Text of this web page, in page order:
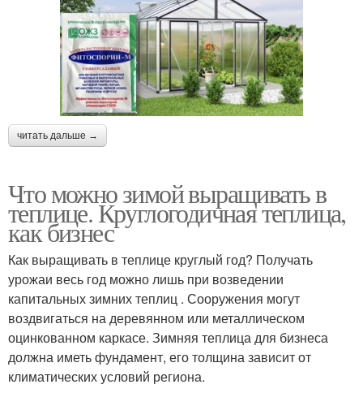
читать дальше →
Что можно зимой выращивать в
теплице. Круглогодичная теплица,
как бизнес
Как выращивать в теплице круглый год? Получать
урожаи весь год можно лишь при возведении
капитальных зимних теплиц . Сооружения могут
воздвигаться на деревянном или металлическом
оцинкованном каркасе. Зимняя теплица для бизнеса
должна иметь фундамент, его толщина зависит от
климатических условий региона.